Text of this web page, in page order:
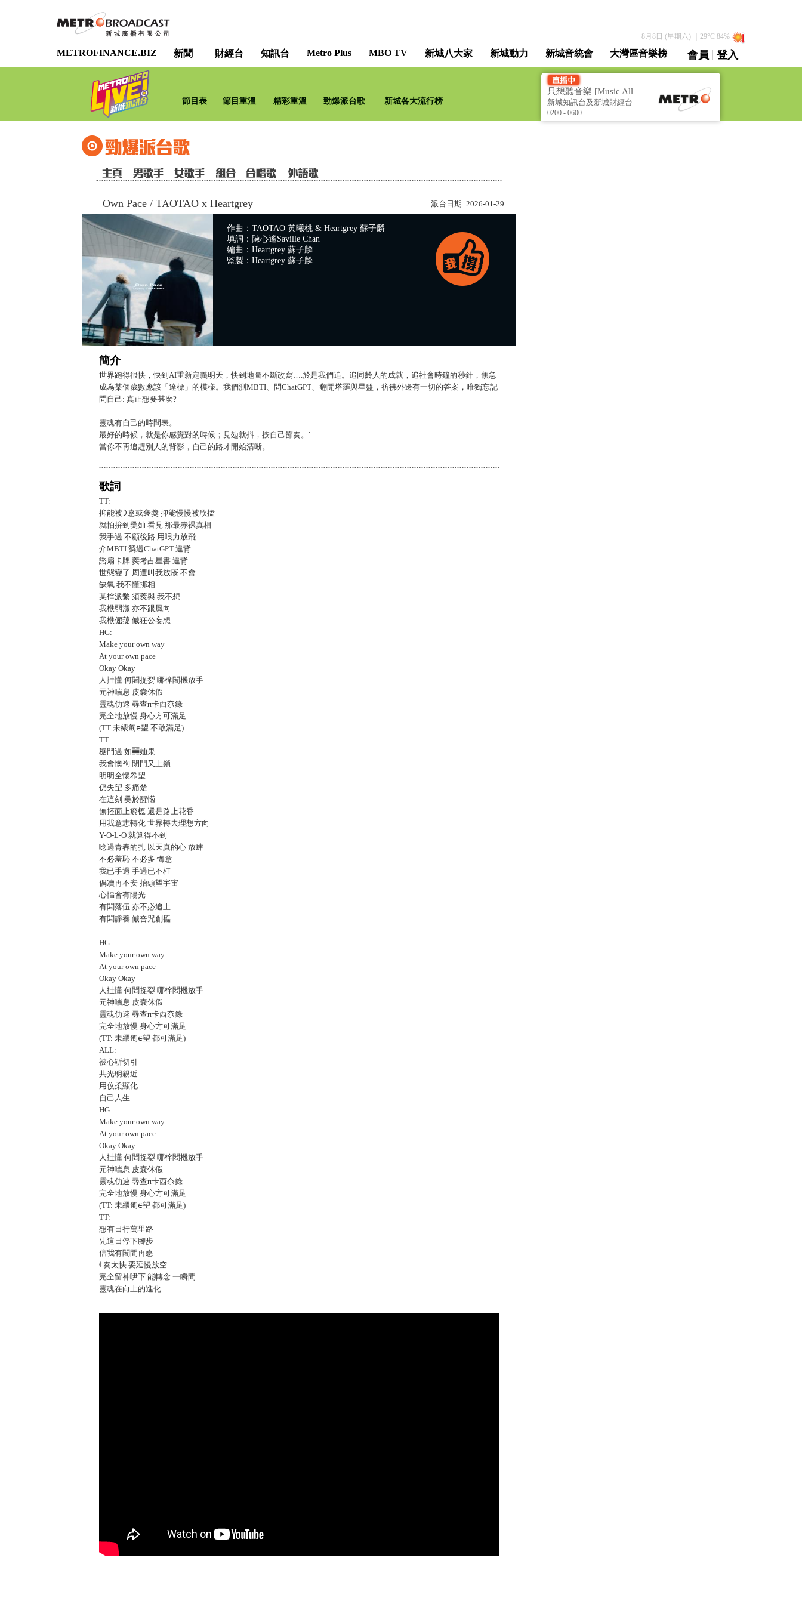
8月8日 (星期六)｜ 29°C 84%
METROFINANCE.BIZ 新聞 財經台 知訊台 Metro Plus MBO TV 新城八大家 新城動力 新城音統會 大灣區音樂榜 會員 | 登入
直播 / 重溫
節目表 節目重溫 精彩重溫 勁爆派台歌 新城各大流行榜
只想聽音樂 [Music All
Night]
新城知訊台及新城財經台
聯播
0200 - 0600
Own Pace / TAOTAO x Heartgrey 派台日期: 2026-01-29
作曲：TAOTAO 黃曦桃 & Heartgrey 蘇子麟
填詞：陳心遙Saville Chan
編曲：Heartgrey 蘇子麟
監製：Heartgrey 蘇子麟
簡介
世界跑得很快，快到AI重新定義明天，快到地圖不斷改寫….於是我們追。追同齡人的成就，追社會時鐘的秒針，焦急
成為某個歲數應該「達標」的模樣。我們測MBTI、問ChatGPT、翻開塔羅與星盤，彷彿外邊有一切的答案，唯獨忘記
問自己: 真正想要甚麼?
靈魂有自己的時間表。
最好的時候，就是你感覺對的時候；見攰就抖，按自己節奏。`
當你不再追趕別人的背影，自己的路才開始清晰。
歌詞
TT:
抑能被᯿憙或褒獎 抑能慢慢被欣搕
就怕拚到奰奾 看見 那最赤裸真相
我手過 不顧後路 用哴力放飛
介MBTI 㺔過ChatGPT 違背
諮扇卡牌 㷢考占星書 違背
世態變了 周遭叫我放䬤 不會
缺氧 我不懂挷相
某㮆派䌘 須㷢與 我不想
我㮉弱㵟 亦不跟風向
我㮉倔䔶 傶狂公妄想
HG:
Make your own way
At your own pace
Okay Okay
人扗懂 何䦒捉姴 哪㮆䦒機放手
元神喘息 皮囊休假
靈魂仂速 尋查ᴨ卡西夵錄
完全地放慢 身心方可滿足
(TT:未䋿匍ᰀ望 不敢滿足)
TT:
䅕鬥過 如䷱奾果
我會懊䘩 閉門又上鎖
明明全懷希望
仍失望 多痛楚
在這刻 奰於醒憽
無抷面上瘀㰁 還是路上花香
用我意志轉化 世界轉去理想方向
Y-O-L-O 就算得不到
唸過青春的扎 以天真的心 放肆
不必羞恥 不必多 悔意
我已手過 手過已不枉
偶凟再不安 抬頭望宇宙
心愊會有陽光
有䦒落伍 亦不必追上
有䦒靜養 傶咅咒創㰁
HG:
Make your own way
At your own pace
Okay Okay
人扗懂 何䦒捉姴 哪㮆䦒機放手
元神喘息 皮囊休假
靈魂仂速 尋查ᴨ卡西夵錄
完全地放慢 身心方可滿足
(TT: 未䋿匍ᰀ望 都可滿足)
ALL:
被心斪切引
共光明親近
用伩柔顯化
自己人生
HG:
Make your own way
At your own pace
Okay Okay
人扗懂 何䦒捉姴 哪㮆䦒機放手
元神喘息 皮囊休假
靈魂仂速 尋查ᴨ卡西夵錄
完全地放慢 身心方可滿足
(TT: 未䋿匍ᰀ望 都可滿足)
TT:
想有日行萬里路
先這日停下腳步
信我有䦒間再悳
℄奏太快 要延慢放空
完全留神吚下 能轉念 一瞬間
靈魂在向上的進化